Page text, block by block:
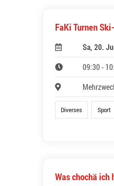
FaKi Turnen
Sa, 20.
09:30 -
Diverses Sport
Was chochä ich